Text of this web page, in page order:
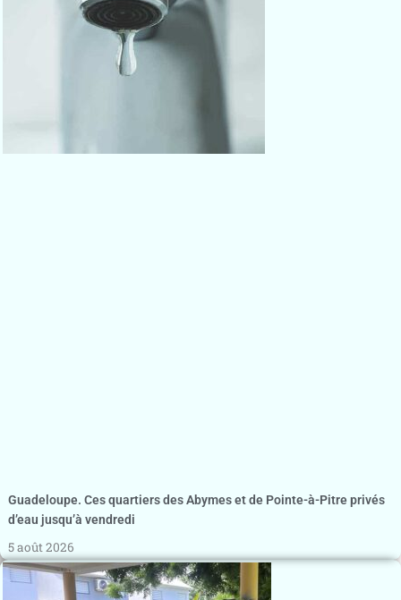
Guadeloupe. Ces quartiers des Abymes et de Pointe-à-Pitre privés
d’eau jusqu’à vendredi
5 août 2026